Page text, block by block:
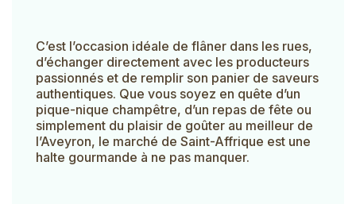
C’est l’occasion idéale de flâner dans les rues,
d’échanger directement avec les producteurs
passionnés et de remplir son panier de saveurs
authentiques. Que vous soyez en quête d’un
pique-nique champêtre, d’un repas de fête ou
simplement du plaisir de goûter au meilleur de
l’Aveyron, le marché de Saint-Affrique est une
halte gourmande à ne pas manquer.